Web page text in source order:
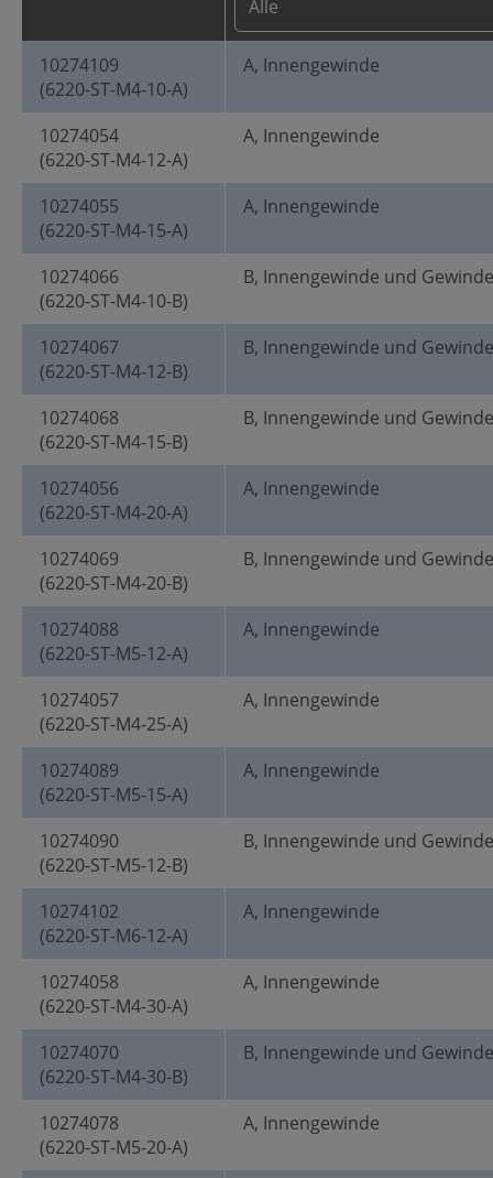
10274109
(6220-ST-M4-10-A)
A, Innengewinde
10274054
(6220-ST-M4-12-A)
A, Innengewinde
10274055
(6220-ST-M4-15-A)
A, Innengewinde
10274066
(6220-ST-M4-10-B)
B, Innengewinde und
10274067
(6220-ST-M4-12-B)
B, Innengewinde und
10274068
(6220-ST-M4-15-B)
B, Innengewinde und
10274056
(6220-ST-M4-20-A)
A, Innengewinde
10274069
(6220-ST-M4-20-B)
B, Innengewinde und
10274088
(6220-ST-M5-12-A)
A, Innengewinde
10274057
(6220-ST-M4-25-A)
A, Innengewinde
10274089
(6220-ST-M5-15-A)
A, Innengewinde
10274090
(6220-ST-M5-12-B)
B, Innengewinde und
10274102
(6220-ST-M6-12-A)
A, Innengewinde
10274058
(6220-ST-M4-30-A)
A, Innengewinde
10274070
(6220-ST-M4-30-B)
B, Innengewinde und
10274078
(6220-ST-M5-20-A)
A, Innengewinde